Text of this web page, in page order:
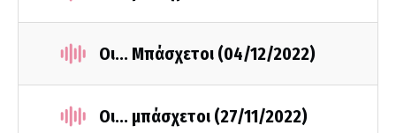
Οι... Μπάσχετοι (04/12/2022)
Οι... μπάσχετοι (27/11/2022)